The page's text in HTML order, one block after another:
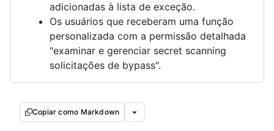
adicionadas à lista de exceção.
Os usuários que receberam uma função
personalizada com a permissão detalhada
"examinar e gerenciar secret scanning
solicitações de bypass".
Copiar como Markdown